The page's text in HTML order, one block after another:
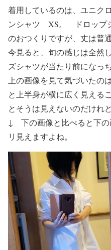
着用しているのは、ユニク
ンシャツ XS。 ドロップ
のおつくりですが、丈は普通
今見ると、旬の感じは全然
ズシャツが当たり前になっ
上の画像を見て気づいたの
と上半身が横に広く見える
とそうは見えないのだけれど
↓ 下の画像と比べると下の
リ見えますよね。